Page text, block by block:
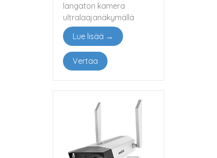
langaton kamera
ultralaajanäkymällä
Lue lisää →
Vertaa